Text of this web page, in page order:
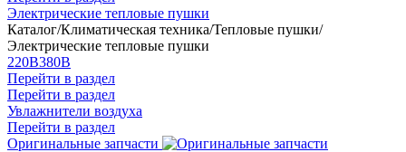
Электрические тепловые пушки
Каталог/Климатическая техника/Тепловые пушки/
Электрические тепловые пушки
220В380В
Перейти в раздел
Перейти в раздел
Увлажнители воздуха
Перейти в раздел
Оригинальные запчасти